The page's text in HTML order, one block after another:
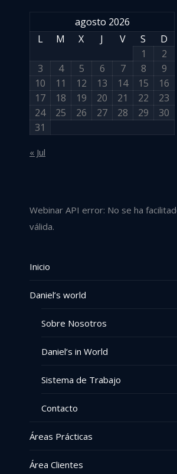
agosto 2026
L
M X J V S
D
1
2
3
4 5 6 7 8
9
10
11 12 13 14 15
16
17
18 19 20 21 22
23
24
25 26 27 28 29
30
31
« Jul
Webinar API error: No se ha
válida.
Inicio
Daniel’s world
Sobre Nosotros
Daniel’s in World
Sistema de Trabajo
Contacto
Áreas Prácticas
Área Clientes